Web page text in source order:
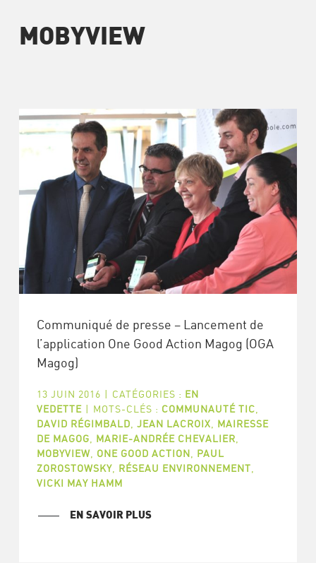
MOBYVIEW
Communiqué de presse – Lancement de
l’application One Good Action Magog (OGA
Magog)
13 JUIN 2016 | CATÉGORIES : EN
VEDETTE | MOTS-CLÉS : COMMUNAUTÉ TIC
DAVID RÉGIMBALD JEAN LACROIX
MAIRESSE
DE MAGOG
MARIE-ANDRÉE CHEVALIER
MOBYVIEW, ONE GOOD ACTION
PAUL
ZOROSTOWSKY, RÉSEAU ENVIRONNEMENT
VICKI MAY HAMM
EN SAVOIR PLUS